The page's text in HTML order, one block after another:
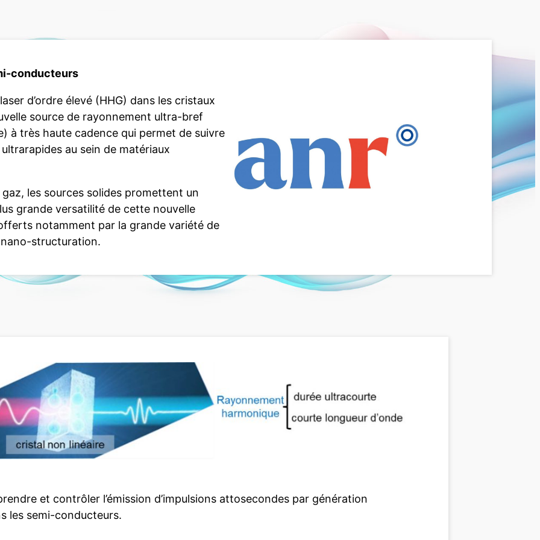
conducteurs
d’ordre élevé (HHG) dans les cristaux
source de rayonnement ultra-bref
à très haute cadence qui permet de suivre
au sein de matériaux
les sources solides promettent un
grande versatilité de cette nouvelle
notamment par la grande variété de
structuration.
et contrôler l’émission d’impulsions attosecondes par génération
les semi-conducteurs.